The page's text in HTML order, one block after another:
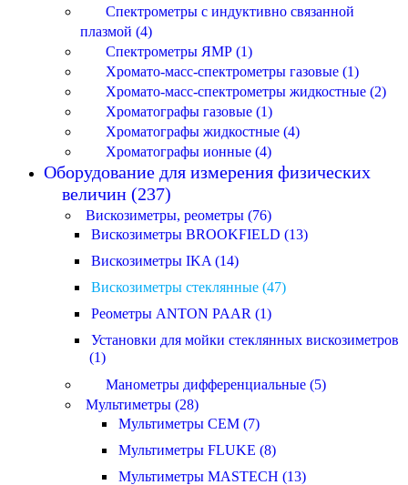
Спектрометры с индуктивно связанной
плазмой (4)
Спектрометры ЯМР (1)
Хромато-масс-спектрометры газовые (1)
Хромато-масс-спектрометры жидкостные (2)
Хроматографы газовые (1)
Хроматографы жидкостные (4)
Хроматографы ионные (4)
Оборудование для измерения физических
величин (237)
Вискозиметры, реометры (76)
Вискозиметры BROOKFIELD (13)
Вискозиметры IKA (14)
Вискозиметры стеклянные (47)
Реометры ANTON PAAR (1)
Установки для мойки стеклянных вискозиметров
(1)
Манометры дифференциальные (5)
Мультиметры (28)
Мультиметры CEM (7)
Мультиметры FLUKE (8)
Мультиметры MASTECH (13)